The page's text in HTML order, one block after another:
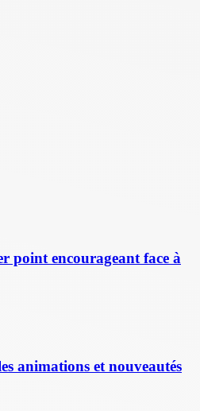
point encourageant face à
animations et nouveautés